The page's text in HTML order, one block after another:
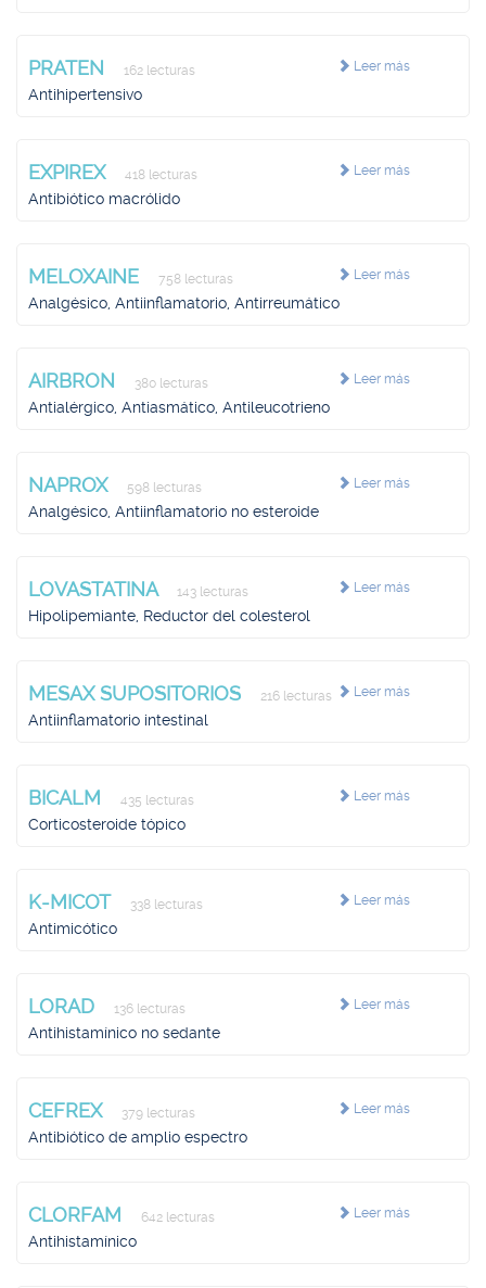
Leer más
PRATEN 162 lecturas
Antihipertensivo
Leer más
EXPIREX 418 lecturas
Antibiótico macrólido
Leer más
MELOXAINE 758 lecturas
Analgésico, Antiinflamatorio, Antirreumático
Leer más
AIRBRON 380 lecturas
Antialérgico, Antiasmático, Antileucotrieno
Leer más
NAPROX 598 lecturas
Analgésico, Antiinflamatorio no esteroide
Leer más
LOVASTATINA 143 lecturas
Hipolipemiante, Reductor del colesterol
Leer más
MESAX SUPOSITORIOS 216 lecturas
Antiinflamatorio intestinal
Leer más
BICALM 435 lecturas
Corticosteroide tópico
Leer más
K-MICOT 338 lecturas
Antimicótico
Leer más
LORAD 136 lecturas
Antihistamínico no sedante
Leer más
CEFREX 379 lecturas
Antibiótico de amplio espectro
Leer más
CLORFAM 642 lecturas
Antihistamínico